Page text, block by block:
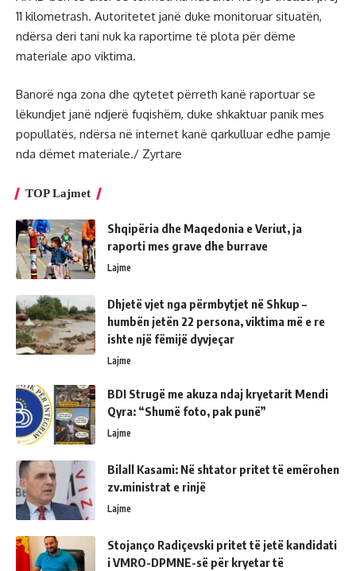
11 kilometrash. Autoritetet janë duke monitoruar situatën,
ndërsa deri tani nuk ka raportime të plota për dëme
materiale apo viktima.
Banorë nga zona dhe qytetet përreth kanë raportuar se
lëkundjet janë ndjerë fuqishëm, duke shkaktuar panik mes
popullatës, ndërsa në internet kanë qarkulluar edhe pamje
nda dëmet materiale./ Zyrtare
TOP Lajmet
Shqipëria dhe Maqedonia e Veriut, ja
raporti mes grave dhe burrave
Lajme
Dhjetë vjet nga përmbytjet në Shkup –
humbën jetën 22 persona, viktima më e re
ishte një fëmijë dyvjeçar
Lajme
BDI Strugë me akuza ndaj kryetarit Mendi
Qyra: “Shumë foto, pak punë”
Lajme
Bilall Kasami: Në shtator pritet të emërohen
zv.ministrat e rinjë
Lajme
Stojanço Radiçevski pritet të jetë kandidati
i VMRO-DPMNE-së për kryetar të